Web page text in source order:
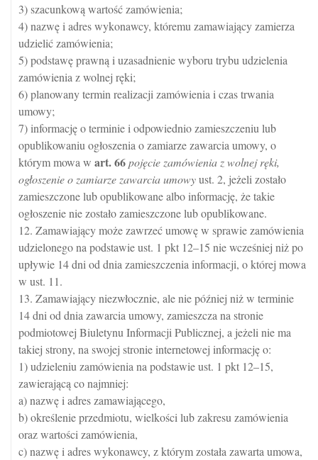
3) szacunkową wartość zamówienia;
4) nazwę i adres wykonawcy, któremu zamawiający zamierza
udzielić zamówienia;
5) podstawę prawną i uzasadnienie wyboru trybu udzielenia
zamówienia z wolnej ręki;
6) planowany termin realizacji zamówienia i czas trwania
umowy;
7) informację o terminie i odpowiednio zamieszczeniu lub
opublikowaniu ogłoszenia o zamiarze zawarcia umowy, o
którym mowa w art.66pojęcie zamówienia z wolnej ręki,
ogłoszenie o zamiarze zawarcia umowyust. 2, jeżeli zostało
zamieszczone lub opublikowane albo informację, że takie
ogłoszenie nie zostało zamieszczone lub opublikowane.
12. Zamawiający może zawrzeć umowę w sprawie zamówienia
udzielonego na podstawie ust. 1 pkt 12–15 nie wcześniej niż po
upływie 14 dni od dnia zamieszczenia informacji, o której mowa
w ust. 11.
13. Zamawiający niezwłocznie, ale nie później niż w terminie
14 dni od dnia zawarcia umowy, zamieszcza na stronie
podmiotowej Biuletynu Informacji Publicznej, a jeżeli nie ma
takiej strony, na swojej stronie internetowej informację o:
1) udzieleniu zamówienia na podstawie ust. 1 pkt 12–15,
zawierającą co najmniej:
a) nazwę i adres zamawiającego,
b) określenie przedmiotu, wielkości lub zakresu zamówienia
oraz wartości zamówienia,
c) nazwę i adres wykonawcy, z którym została zawarta umowa,